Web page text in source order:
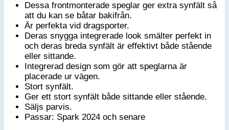
Dessa frontmonterade speglar ger extra synfält så
att du kan se båtar bakifrån.
Är perfekta vid dragsporter.
Deras snygga integrerade look smälter perfekt in
och deras breda synfält är effektivt både stående
eller sittande.
Integrerad design som gör att speglarna är
placerade ur vägen.
Stort synfält.
Ger ett stort synfält både sittande eller stående.
Säljs parvis.
Passar: Spark 2024 och senare